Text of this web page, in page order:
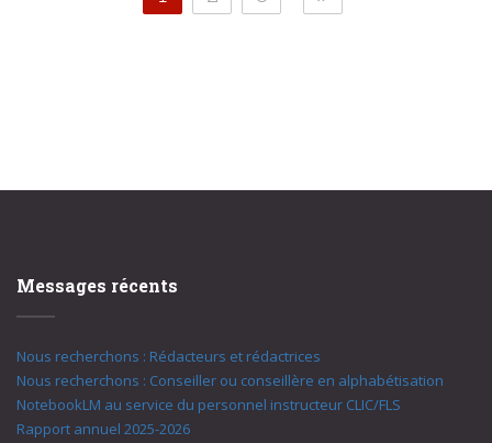
Messages récents
Nous recherchons : Rédacteurs et rédactrices
Nous recherchons : Conseiller ou conseillère en alphabétisation
NotebookLM au service du personnel instructeur CLIC/FLS
Rapport annuel 2025-2026